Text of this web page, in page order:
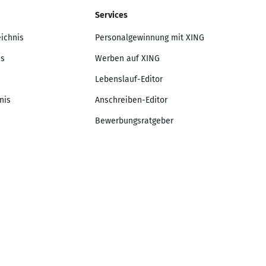
Services
Personalgewinnung mit XING
Werben auf XING
Lebenslauf-Editor
Anschreiben-Editor
Bewerbungsratgeber